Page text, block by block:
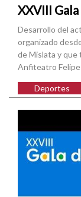
XXVIII
Desarrollo del
organizado
de Mislata y que
Anfiteatro
Deportes